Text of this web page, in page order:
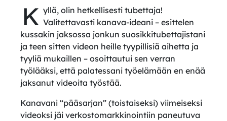
K yllä, olin hetkellisesti tubettaja!
Valitettavasti kanava-ideani – esittelen
kussakin jaksossa jonkun suosikkitubettajistani
ja teen sitten videon heille tyypillisiä aihetta ja
tyyliä mukaillen – osoittautui sen verran
työlääksi, että palatessani työelämään en enää
jaksanut videoita työstää.
Kanavani “pääsarjan” (toistaiseksi) viimeiseksi
videoksi jäi verkostomarkkinointiin paneutuva